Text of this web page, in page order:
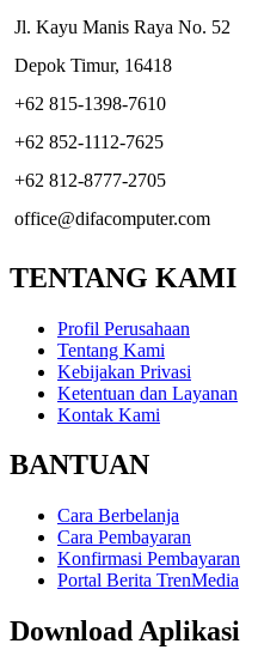
Jl. Kayu Manis Raya No. 52
Depok Timur, 16418
+62 815-1398-7610
+62 852-1112-7625
+62 812-8777-2705
office@difacomputer.com
TENTANG KAMI
Profil Perusahaan
Tentang Kami
Kebijakan Privasi
Ketentuan dan Layanan
Kontak Kami
BANTUAN
Cara Berbelanja
Cara Pembayaran
Konfirmasi Pembayaran
Portal Berita TrenMedia
Download Aplikasi